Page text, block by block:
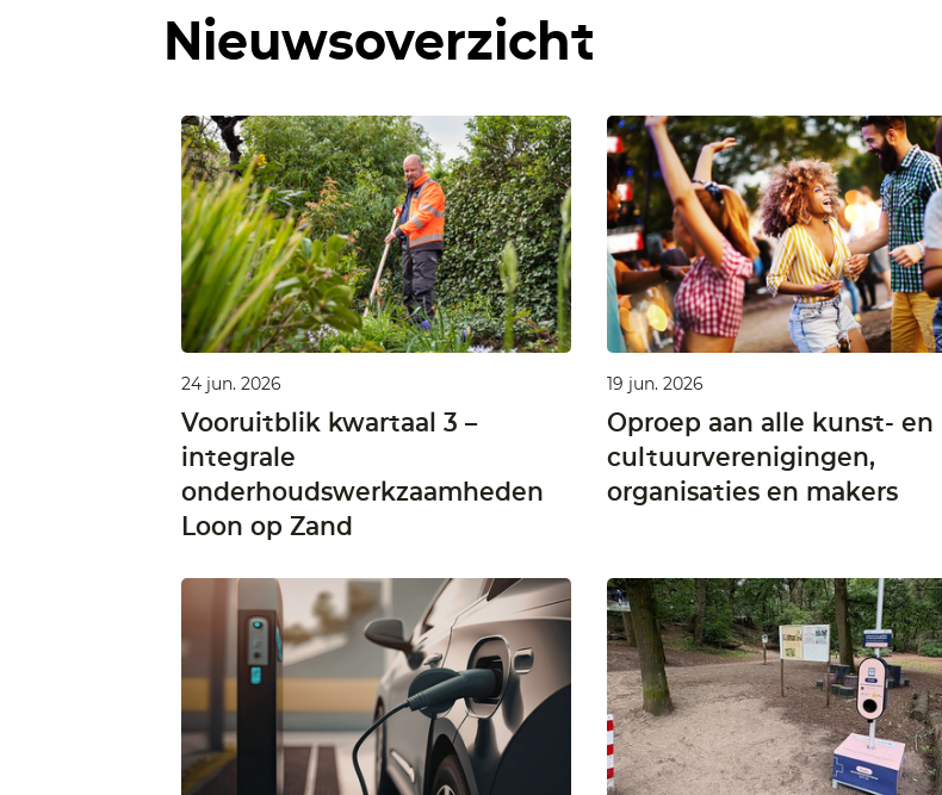
Nieuwsoverzicht
24 jun. 2026
Vooruitblik kwartaal 3 –
integrale
onderhoudswerkzaamheden
Loon op Zand
19 jun. 2026
Oproep aan alle kunst- en
cultuurverenigingen,
organisaties en makers